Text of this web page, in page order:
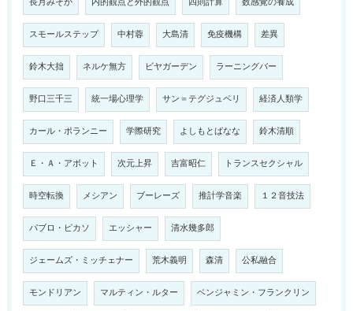
スモールステップ 中村蓉 大島清 免疫機構 差異
鈴木大拙 ネルケ無方 ビヤガーデン ラーニングバー
野口三千三 統一場心理学 サン＝テグジュペリ 経済人類学
カール・ポランニー 学際研究 よしもとばなな 鈴木清順
Ｅ・Ａ・アボット 次元上昇 吉富昭仁 トランスセクシャル
時空転換 メシアン ブーレーズ 推計学音楽 １２音技法
パブロ・ピカソ エッシャー 清水幾多郎
ジェームズ・ミッチェナー 荒木義明 森清 公私融合
モンドリアン マルティン・ルター ベンジャミン・フランクリン